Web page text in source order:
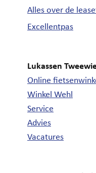
Alles over de
Excellentpas
Lukassen
Online
Winkel Wehl
Service
Advies
Vacatures